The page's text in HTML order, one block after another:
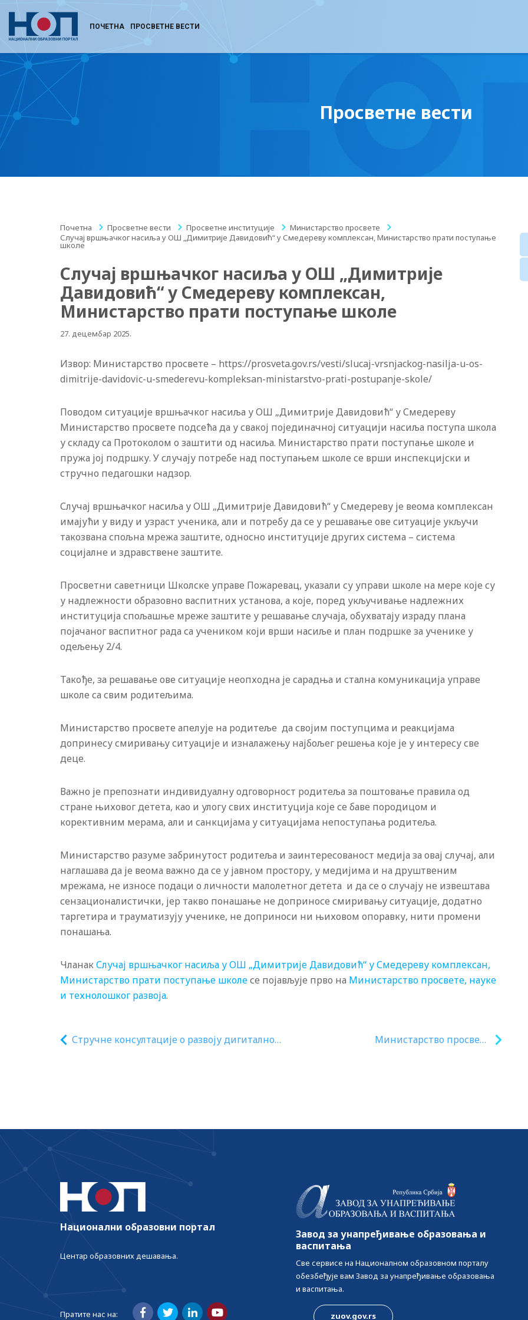
ПОЧЕТНА ПРОСВЕТНЕ ВЕСТИ
Просветне вести
Почетна / Просветне вести / Просветне институције / Министарство просвете
/
Случај вршњачког насиља у ОШ „Димитрије Давидовић“ у Смедереву комплексан, Министарство прати поступање
школе
Случај вршњачког насиља у ОШ „Димитрије
Давидовић“ у Смедереву комплексан,
Министарство прати поступање школе
27. децембар 2025.
Извор: Министарство просвете – https://prosveta.gov.rs/vesti/slucaj-vrsnjackog-nasilja-u-os-
dimitrije-davidovic-u-smederevu-kompleksan-ministarstvo-prati-postupanje-skole/
Поводом ситуације вршњачког насиља у ОШ „Димитрије Давидовић“ у Смедереву
Министарство просвете подсећа да у свакој појединачној ситуацији насиља поступа школа
у складу са Протоколом о заштити од насиља. Министарство прати поступање школе и
пружа јој подршку. У случају потребе над поступањем школе се врши инспекцијски и
стручно педагошки надзор.
Случај вршњачког насиља у ОШ „Димитрије Давидовић“ у Смедереву је веома комплексан
имајући у виду и узраст ученика, али и потребу да се у решавање ове ситуације укључи
такозвана спољна мрежа заштите, односно институције других система – система
социјалне и здравствене заштите.
Просветни саветници Школске управе Пожаревац, указали су управи школе на мере које су
у надлежности образовно васпитних установа, а које, поред укључивање надлежних
институција спољашње мреже заштите у решавање случаја, обухватају израду плана
појачаног васпитног рада са учеником који врши насиље и план подршке за ученике у
одељењу 2/4.
Такође, за решавање ове ситуације неопходна је сарадња и стална комуникација управе
школе са свим родитељима.
Министарство просвете апелује на родитеље да својим поступцима и реакцијама
допринесу смиривању ситуације и изналажењу најбољег решења које је у интересу све
деце.
Важно је препознати индивидуалну одговорност родитеља за поштовање правила од
стране њиховог детета, као и улогу свих институција које се баве породицом и
корективним мерама, али и санкцијама у ситуацијама непоступања родитеља.
Министарство разуме забринутост родитеља и заинтересованост медија за овај случај, али
наглашава да је веома важно да се у јавном простору, у медијима и на друштвеним
мрежама, не износе подаци о личности малолетног детета и да се о случају не извештава
сензационалистички, јер такво понашање не доприносе смиривању ситуације, додатно
таргетира и трауматизују ученике, не доприноси ни њиховом опоравку, нити промени
понашања.
ЧланакСлучај вршњачког насиља у ОШ „Димитрије Давидовић“ у Смедереву комплексан,
Министарство прати поступање школесе појављује прво на Министарство просвете, науке
и технолошког развоја.
Стручне консултације о развоју дигиталног
Министарство просвете
Национални образовни портал
Центар образовних дешавања.
Завод за унапређивање образовања и
васпитања
Све сервисе на Националном образовном порталу
обезбеђује вам Завод за унапређивање образовања
и васпитања.
zuov.gov.rs
Пратите нас на: